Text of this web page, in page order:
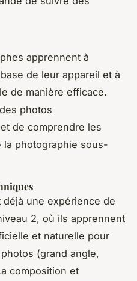
apprennent à
de leur appareil et à
de manière efficace.
photos
de comprendre les
photographie sous-
une expérience de
2, où ils apprennent
et naturelle pour
(grand angle,
composition et